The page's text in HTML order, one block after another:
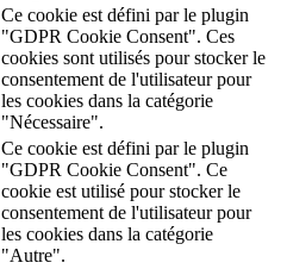
Ce cookie est défini par le plugin
"GDPR Cookie Consent". Ces
cookies sont utilisés pour stocker le
consentement de l'utilisateur pour
les cookies dans la catégorie
"Nécessaire".
Ce cookie est défini par le plugin
"GDPR Cookie Consent". Ce
cookie est utilisé pour stocker le
consentement de l'utilisateur pour
les cookies dans la catégorie
"Autre".